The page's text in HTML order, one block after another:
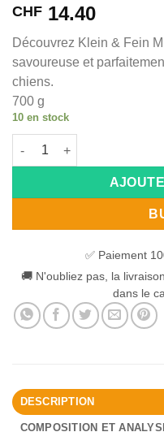
CHF 14.40
Découvrez Klein & Fein
savoureuse et
chiens.
700 g
10 en stock
quantité de Klein & Fein
Alternative:
✅ Paiement
🚚 N'oubliez pas, la
dans le
DESCRIPTION
COMPOSITION ET